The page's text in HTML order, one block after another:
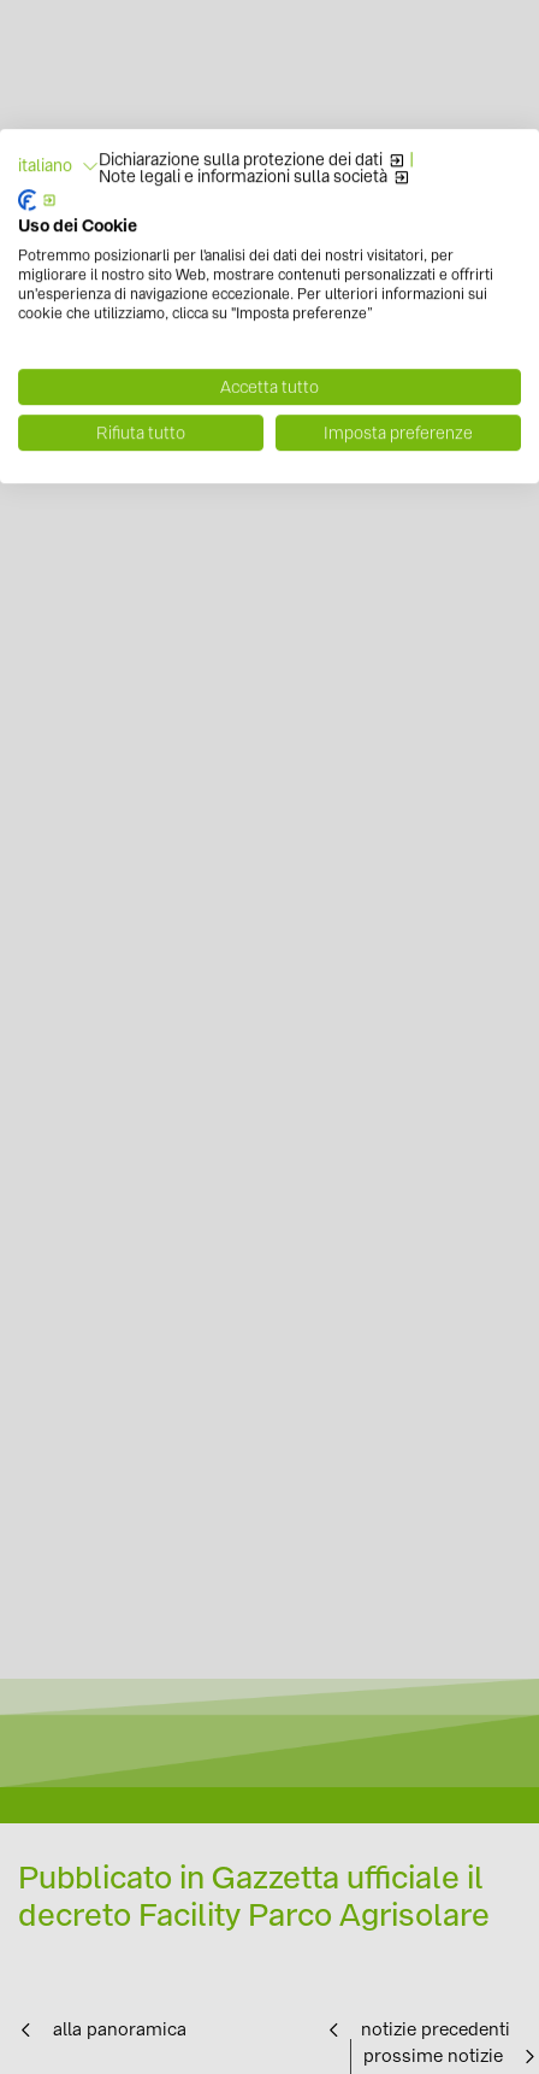
Pubblicato in Gazzetta ufficiale il
decreto Facility Parco Agrisolare
alla panoramica
notizie precedenti
prossime notizie
italiano Dichiarazione sulla protezione dei dati |
Note legali e informazioni sulla società
Uso dei Cookie
Potremmo posizionarli per l'analisi dei dati dei nostri visitatori, per
migliorare il nostro sito Web, mostrare contenuti personalizzati e offrirti
un'esperienza di navigazione eccezionale. Per ulteriori informazioni sui
cookie che utilizziamo, clicca su "Imposta preferenze”
Accetta tutto
Rifiuta tutto Imposta preferenze